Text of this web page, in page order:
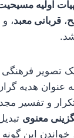
اولیه
، قربانی معبد، و
تصویر فرهنگی
عنوان هدیه
و تفسیر
معنوی
خواندن این گونه